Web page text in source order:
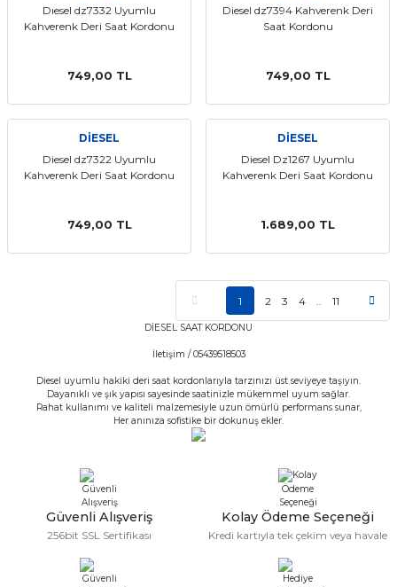
Dıesel dz7332 Uyumlu
Kahverenk Deri Saat Kordonu
749,00 TL
Diesel dz7394 Kahverenk Deri
Saat Kordonu
749,00 TL
DİESEL
Diesel dz7322 Uyumlu
Kahverenk Deri Saat Kordonu
749,00 TL
DİESEL
Diesel Dz1267 Uyumlu
Kahverenk Deri Saat Kordonu
1.689,00 TL
1 2 3 4 11
DİESEL SAAT KORDONU
İletişim / 05439518503
Diesel uyumlu hakiki deri saat kordonlarıyla tarzınızı üst seviyeye taşıyın.
Dayanıklı ve şık yapısı sayesinde saatinizle mükemmel uyum sağlar.
Rahat kullanımı ve kaliteli malzemesiyle uzun ömürlü performans sunar,
Her anınıza sofistike bir dokunuş ekler.
Güvenli Alışveriş
256bit SSL Sertifikası
Kolay Ödeme Seçeneği
Kredi kartıyla tek çekim veya havale